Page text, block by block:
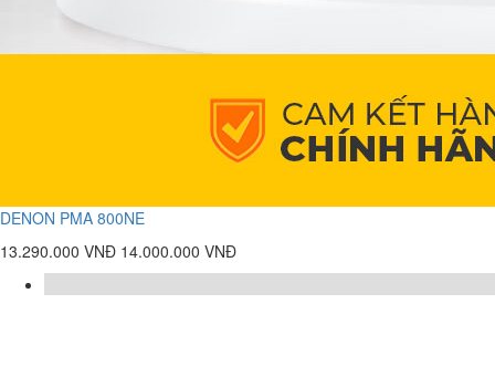
DENON PMA 800NE
13.290.000 VNĐ 14.000.000 VNĐ